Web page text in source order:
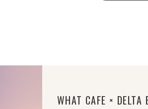
WHAT CAFE × DELTA